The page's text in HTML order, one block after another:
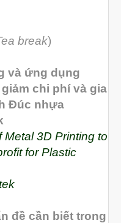
Hệ
liệu in 3D tiếp xúc dầu
liệu in 3D kháng dung môi
hạt mài chi tiết in 3D
break)
và ứng dụng
chi phí và gia
Đúc nhựa
3D Printing to
for Plastic
đề cần biết trong